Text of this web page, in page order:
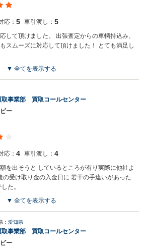
応： 5 車引渡し： 5
して頂けました。 出張査定からの車輌持込み、
スムーズに対応して頂けました！ とても満足し
株式会社ネクステージでございます。 この
いただきまして誠にありがとうございまし
ております。
▼ 全てを表示する
取事業部 買取コールセンター
ー
応： 4 車引渡し： 4
を出そうと しているところが有り実際に他社よ
の受け取り金の入金日に 若干の手違いがあった
た。
株式会社ネクステージでございます。 この
いただきまして誠にありがとうございまし
▼ 全てを表示する
： 愛知県
取事業部 買取コールセンター
ー